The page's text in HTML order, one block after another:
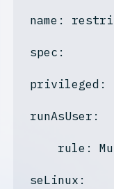
name:
spec:
privileged:
runAsUser:
seLinux: